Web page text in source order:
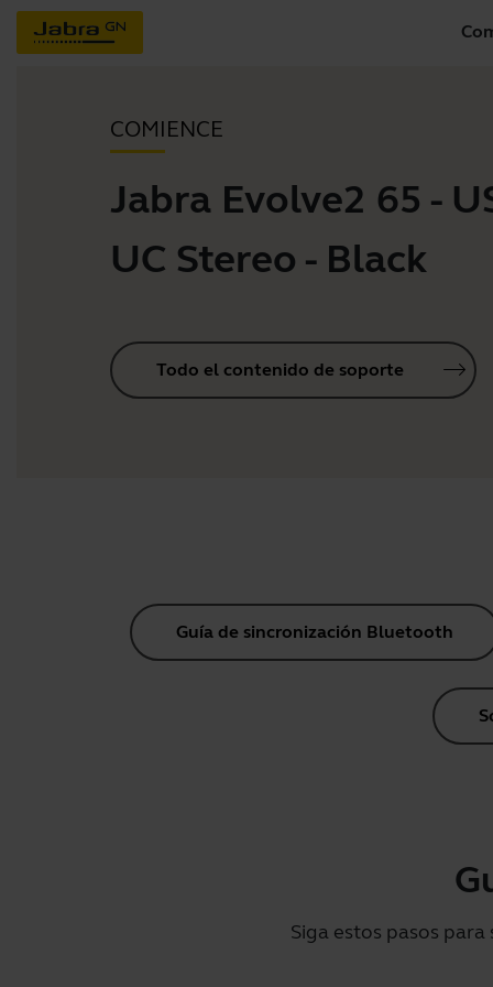
COMIENCE
Jabra Evolve2 65 -
UC Stereo - Black
Todo el contenido de soporte
Guía de sincronización Bluetooth
Siga estos pasos